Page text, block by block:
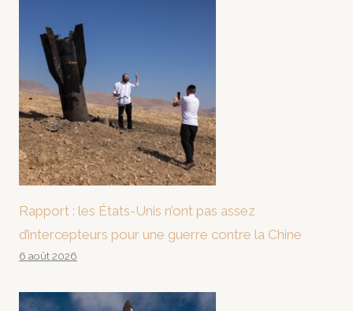
Rapport : les États-Unis n’ont pas assez
d’intercepteurs pour une guerre contre la Chine
6 août 2026